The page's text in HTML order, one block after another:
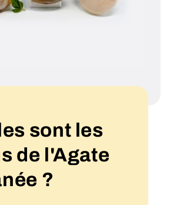
sont les
de l'Agate
?